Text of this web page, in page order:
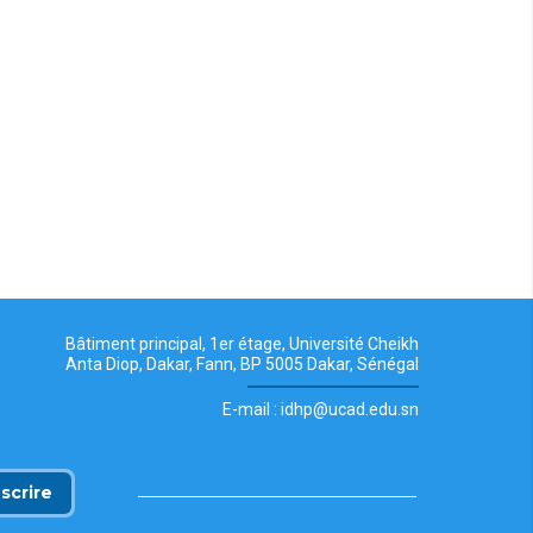
Bâtiment principal, 1er étage, Université Cheikh
Anta Diop, Dakar, Fann, BP 5005 Dakar, Sénégal
E-mail : idhp@ucad.edu.sn